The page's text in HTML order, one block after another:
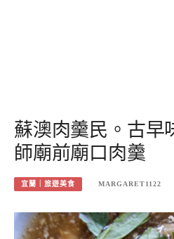
蘇澳肉羹民。古早
師廟前廟口肉羹
宜蘭｜旅遊美食 MARGARET1122